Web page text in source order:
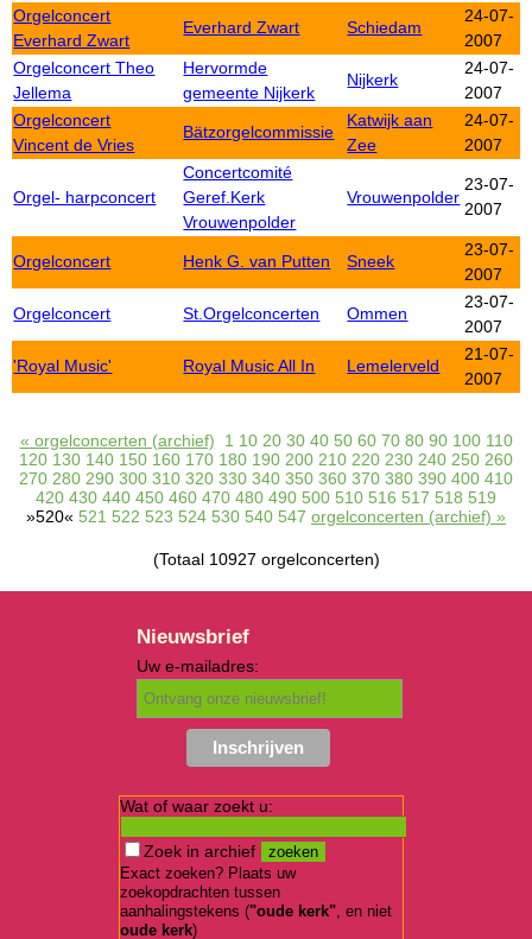
Orgelconcert
Everhard Zwart
Everhard Zwart Schiedam
24-07-
2007
Orgelconcert Theo
Jellema
Hervormde
gemeente Nijkerk
Nijkerk
24-07-
2007
Orgelconcert
Vincent de Vries
Bätzorgelcommissie
Katwijk aan
Zee
24-07-
2007
Orgel- harpconcert
Concertcomité
Geref.Kerk
Vrouwenpolder
Vrouwenpolder
23-07-
2007
Orgelconcert Henk G. van Putten Sneek
23-07-
2007
Orgelconcert St.Orgelconcerten Ommen
23-07-
2007
'Royal Music' Royal Music All In Lemelerveld
21-07-
2007
« orgelconcerten (archief) 1 10 20 30 40 50 60 70 80 90 100 110
120 130 140 150 160 170 180 190 200 210 220 230 240 250 260
270 280 290 300 310 320 330 340 350 360 370 380 390 400 410
420 430 440 450 460 470 480 490 500 510 516 517 518 519
»520« 521 522 523 524 530 540 547 orgelconcerten (archief) »
(Totaal 10927 orgelconcerten)
Nieuwsbrief
Uw e-mailadres:
Wat of waar zoekt u:
Zoek in archief
Exact zoeken? Plaats uw
zoekopdrachten tussen
aanhalingstekens ("oude kerk", en niet
oude kerk)